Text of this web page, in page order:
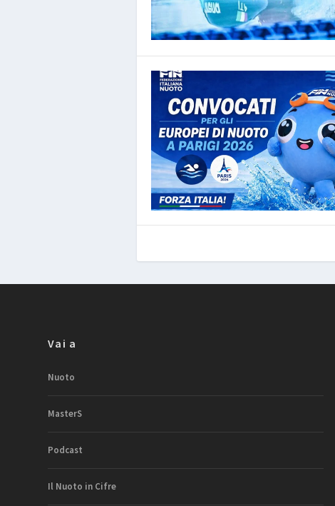
Vai a
Nuoto
MasterS
Podcast
Il Nuoto in Cifre